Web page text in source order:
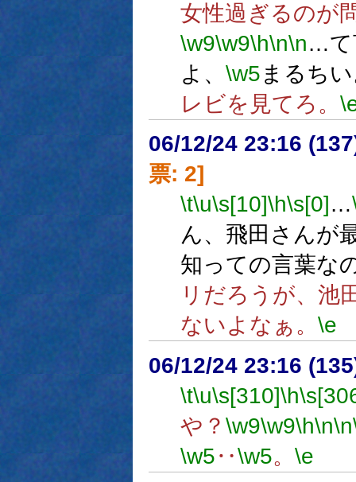
女性過ぎるのが
\w9\w9\h\n\n…て
よ、 \w5まるち
レビを見てろ。
06/12/24 23:16
票: 2]
\t\u\s[10]\h\s[0] …
ん、飛田さんが
知っての言葉な
リだろうが、池
ないよなぁ。 \e
06/12/24 23:16
\t\u\s[310]\h
や？ \w9\w9\h\n\n
\w5‥\w5。 \e